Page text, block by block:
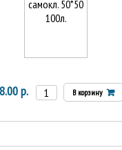
р. В корзину